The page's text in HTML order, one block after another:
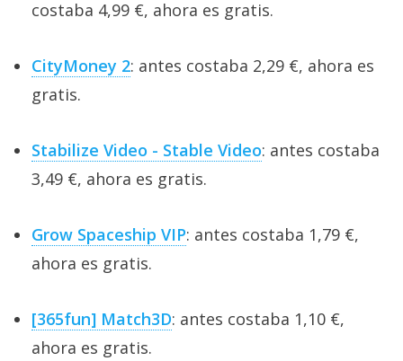
costaba 4,99 €, ahora es gratis.
CityMoney 2: antes costaba 2,29 €, ahora es
gratis.
Stabilize Video - Stable Video: antes costaba
3,49 €, ahora es gratis.
Grow Spaceship VIP: antes costaba 1,79 €,
ahora es gratis.
[365fun] Match3D: antes costaba 1,10 €,
ahora es gratis.